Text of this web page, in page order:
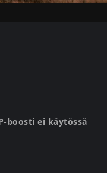
boosti ei käytössä